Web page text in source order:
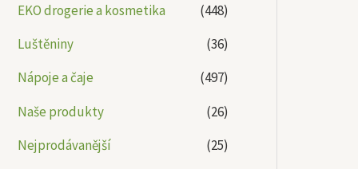
EKO drogerie a kosmetika
(448)
Luštěniny
(36)
Nápoje a čaje
(497)
Naše produkty
(26)
Nejprodávanější
(25)